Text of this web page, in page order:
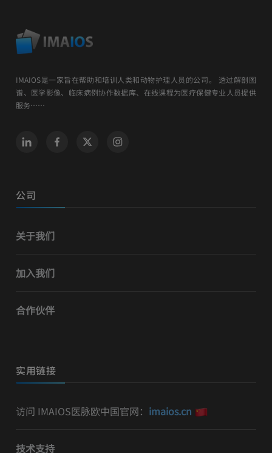
IMAIOS是一家旨在帮助和培训人类和动物护理人员的公司。 透过解剖图
谱、医学影像、临床病例协作数据库、在线课程为医疗保健专业人员提供
服务……
公司
关于我们
加入我们
合作伙伴
实用链接
访问 IMAIOS医脉欧中国官网： imaios.cn
技术支持